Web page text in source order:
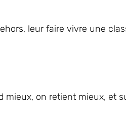
leur faire vivre une
mieux, on retient mieux, et